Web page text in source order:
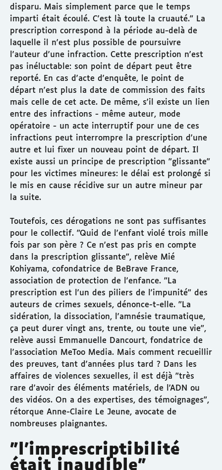
disparu. Mais simplement parce que le temps
imparti était écoulé. C'est là toute la cruauté." La
prescription correspond à la période au-delà de
laquelle il n'est plus possible de poursuivre
l'auteur d'une infraction. Cette prescription n'est
pas inéluctable: son point de départ peut être
reporté. En cas d'acte d'enquête, le point de
départ n'est plus la date de commission des faits
mais celle de cet acte. De même, s'il existe un lien
entre des infractions - même auteur, mode
opératoire - un acte interruptif pour une de ces
infractions peut interrompre la prescription d'une
autre et lui fixer un nouveau point de départ. Il
existe aussi un principe de prescription "glissante"
pour les victimes mineures: le délai est prolongé si
le mis en cause récidive sur un autre mineur par
la suite.
Toutefois, ces dérogations ne sont pas suffisantes
pour le collectif. "Quid de l'enfant violé trois mille
fois par son père ? Ce n'est pas pris en compte
dans la prescription glissante", relève Mié
Kohiyama, cofondatrice de BeBrave France,
association de protection de l'enfance. "La
prescription est l'un des piliers de l'impunité" des
auteurs de crimes sexuels, dénonce-t-elle. "La
sidération, la dissociation, l'amnésie traumatique,
ça peut durer vingt ans, trente, ou toute une vie",
relève aussi Emmanuelle Dancourt, fondatrice de
l'association MeToo Media. Mais comment recueillir
des preuves, tant d'années plus tard ? Dans les
affaires de violences sexuelles, il est déjà "très
rare d'avoir des éléments matériels, de l'ADN ou
des vidéos. On a des expertises, des témoignages",
rétorque Anne-Claire Le Jeune, avocate de
nombreuses plaignantes.
"l'imprescriptibilité
était inaudible"